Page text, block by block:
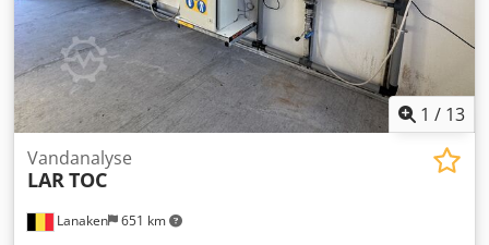
1 / 13
Lanaken 651 km
Vandanalyse
LARTOC